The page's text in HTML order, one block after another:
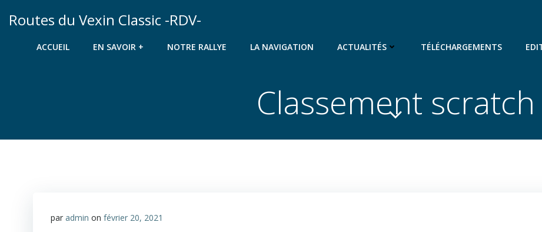
Routes du Vexin Classic -RDV-
ACCUEIL EN SAVOIR + NOTRE RALLYE LA NAVIGATION ACTUALITÉS TÉLÉCHARGEMENTS
Classement scratch
par admin on février 20, 2021